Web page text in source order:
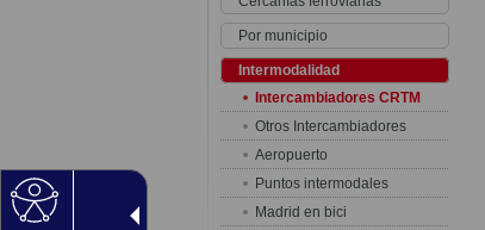
Por municipio
Intermodalidad
Intercambiadores CRTM
Otros Intercambiadores
Aeropuerto
Puntos intermodales
Madrid en bici